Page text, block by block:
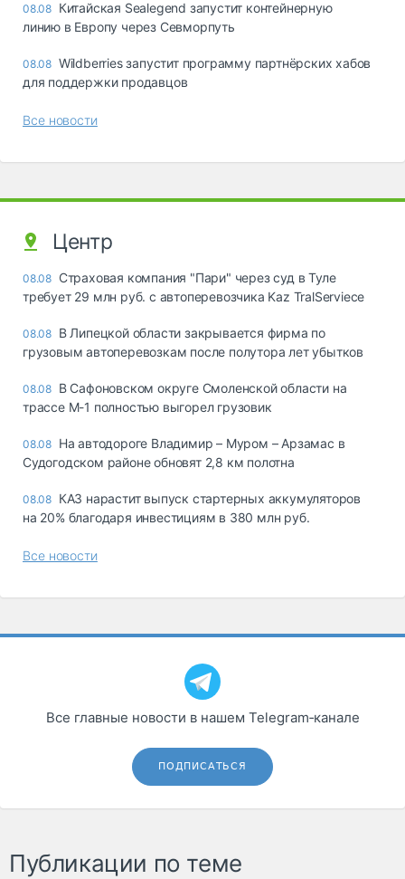
08.08 Китайская Sealegend запустит контейнерную
линию в Европу через Севморпуть
08.08 Wildberries запустит программу партнёрских хабов
для поддержки продавцов
Все новости
Центр
08.08 Страховая компания "Пари" через суд в Туле
требует 29 млн руб. с автоперевозчика Kaz TralServiece
08.08 В Липецкой области закрывается фирма по
грузовым автоперевозкам после полутора лет убытков
08.08 В Сафоновском округе Смоленской области на
трассе М-1 полностью выгорел грузовик
08.08 На автодороге Владимир – Муром – Арзамас в
Судогодском районе обновят 2,8 км полотна
08.08 КАЗ нарастит выпуск стартерных аккумуляторов
на 20% благодаря инвестициям в 380 млн руб.
Все новости
Все главные новости в нашем Telegram‑канале
ПОДПИСАТЬСЯ
Публикации по теме